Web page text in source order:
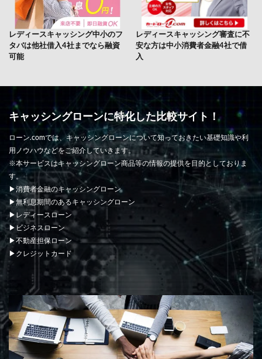
レディースキャッシング中小のフ
タバは他社借入4社までなら融資
可能
レディースキャッシング審査に不
安な方は中小消費者金融4社で借
入
キャッシングローンに特化した比較サイト！
ローン.comでは、キャッシングローンについて知っておきたい基礎知識や利
用ノウハウなどをご紹介していきます。
※本サービスはキャッシングローン商品等の情報の提供を目的としておりま
す。
▶消費者金融のキャッシングローン
▶無利息期間のあるキャッシングローン
▶レディースローン
▶ビジネスローン
▶不動産担保ローン
▶クレジットカード